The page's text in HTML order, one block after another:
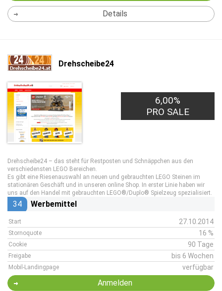
Details
Drehscheibe24
6,00%
PRO SALE
Drehscheibe24 – das steht für Restposten und Schnäppchen aus den
verschiedensten LEGO Bereichen.
Es gibt eine Riesenauswahl an neuen und gebrauchten LEGO Steinen im
stationären Geschäft und in unseren online Shop. In erster Linie haben wir
uns auf den Handel mit gebrauchten LEGO®/Duplo® Spielzeug spezialisiert.
34 Werbemittel
Start 27.10.2014
Stornoquote 16 %
Cookie 90 Tage
Freigabe bis 6 Wochen
Mobil-Landingpage verfügbar
Anmelden